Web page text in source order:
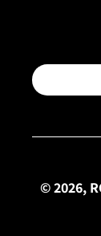
© 2026,